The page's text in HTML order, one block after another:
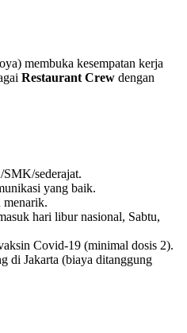
membuka kesempatan kerja
Restaurant Crew dengan
sederajat.
yang baik.
menarik.
hari libur nasional, Sabtu,
Covid-19 (minimal dosis 2).
di Jakarta (biaya ditanggung